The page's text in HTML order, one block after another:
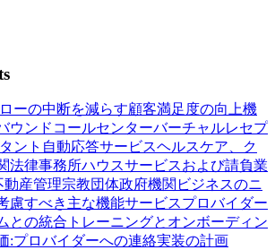
ーの中断を減らす顧客満足度の向上機
ウンドコールセンターバーチャルレセプ
ント 自動応答サービスヘルスケア、ク
法律事務所ハウスサービスおよび請負業
動産管理宗教団体政府機関 ビジネスのニ
慮すべき主な機能サービスプロバイダー
との統合 トレーニングとオンボーディン
:プロバイダーへの連絡実装の計画